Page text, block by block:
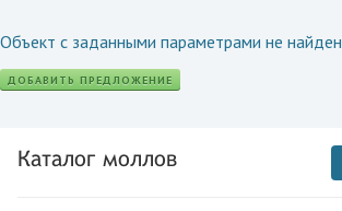
Объект с заданными параметрами не найден
ДОБАВИТЬ ПРЕДЛОЖЕНИЕ
Каталог моллов